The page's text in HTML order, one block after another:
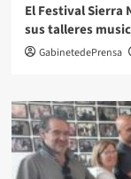
El Festival Sierra
sus talleres
GabinetedePrensa